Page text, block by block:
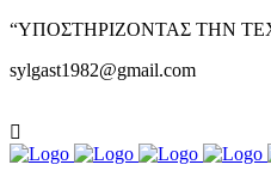
“ΥΠΟΣΤΗΡΙΖΟΝΤΑΣ ΤΗΝ
sylgast1982@gmail.com